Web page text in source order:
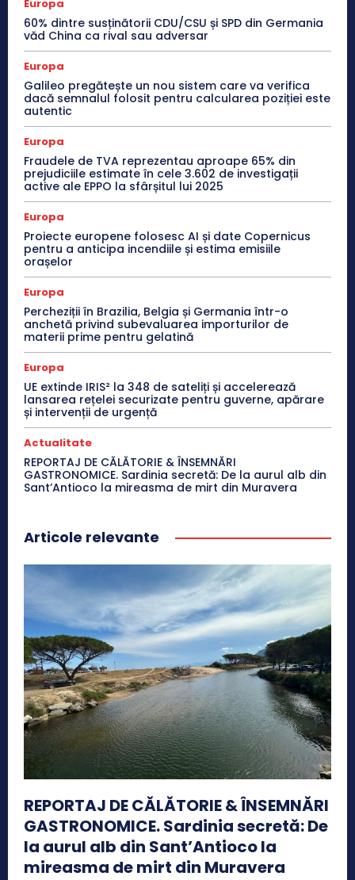
Europa
60% dintre susținătorii CDU/CSU și SPD din Germania
văd China ca rival sau adversar
Europa
Galileo pregătește un nou sistem care va verifica
dacă semnalul folosit pentru calcularea poziției este
autentic
Europa
Fraudele de TVA reprezentau aproape 65% din
prejudiciile estimate în cele 3.602 de investigații
active ale EPPO la sfârșitul lui 2025
Europa
Proiecte europene folosesc AI și date Copernicus
pentru a anticipa incendiile și estima emisiile
orașelor
Europa
Percheziții în Brazilia, Belgia și Germania într-o
anchetă privind subevaluarea importurilor de
materii prime pentru gelatină
Europa
UE extinde IRIS² la 348 de sateliți și accelerează
lansarea rețelei securizate pentru guverne, apărare
și intervenții de urgență
Actualitate
REPORTAJ DE CĂLĂTORIE & ÎNSEMNĂRI
GASTRONOMICE. Sardinia secretă: De la aurul alb din
Sant’Antioco la mireasma de mirt din Muravera
Articole relevante
REPORTAJ DE CĂLĂTORIE & ÎNSEMNĂRI
GASTRONOMICE. Sardinia secretă: De
la aurul alb din Sant’Antioco la
mireasma de mirt din Muravera